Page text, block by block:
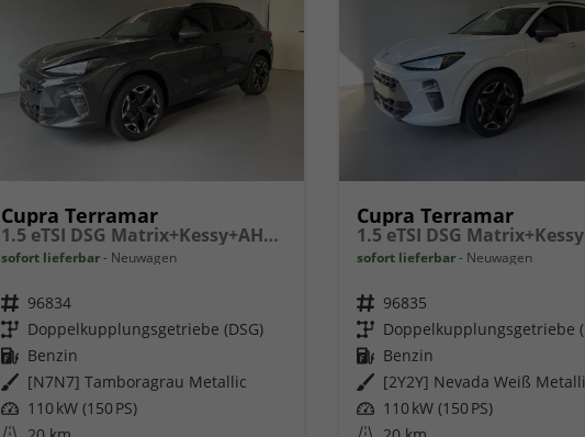
Cupra Terramar
1.5 eTSI DSG Matrix+Kessy+AHK+eHeck+Dinamica+CarPlay+eHeck+GV5
sofort lieferbar Neuwagen
Fahrzeugnr. 96834
Getriebe Doppelkupplungsgetriebe (DSG)
Kraftstoff Benzin
Außenfarbe [N7N7] Tamboragrau Metallic
Leistung 110 kW (150 PS)
Cupra Terramar
sofort lieferbar Neuwagen
Fahrzeugnr. 96835
Getriebe Doppelkupplungsgetriebe
Kraftstoff Benzin
Außenfarbe [2Y2Y] Nevada Weiß
Leistung 110 kW (150 PS)